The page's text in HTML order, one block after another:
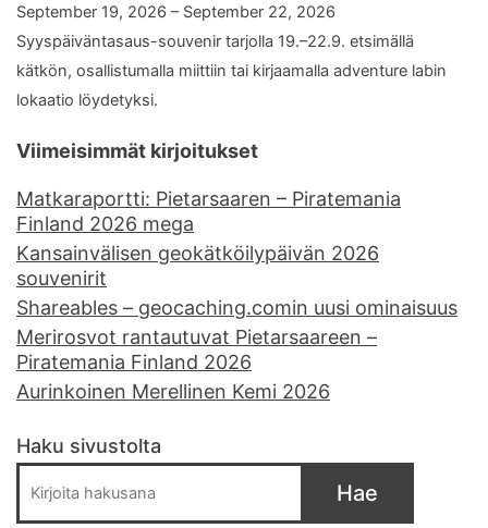
September 19, 2026 – September 22, 2026
Syyspäiväntasaus-souvenir tarjolla 19.–22.9. etsimällä
kätkön, osallistumalla miittiin tai kirjaamalla adventure labin
lokaatio löydetyksi.
Viimeisimmät kirjoitukset
Matkaraportti: Pietarsaaren – Piratemania
Finland 2026 mega
Kansainvälisen geokätköilypäivän 2026
souvenirit
Shareables – geocaching.comin uusi ominaisuus
Merirosvot rantautuvat Pietarsaareen –
Piratemania Finland 2026
Aurinkoinen Merellinen Kemi 2026
Haku sivustolta
Hae